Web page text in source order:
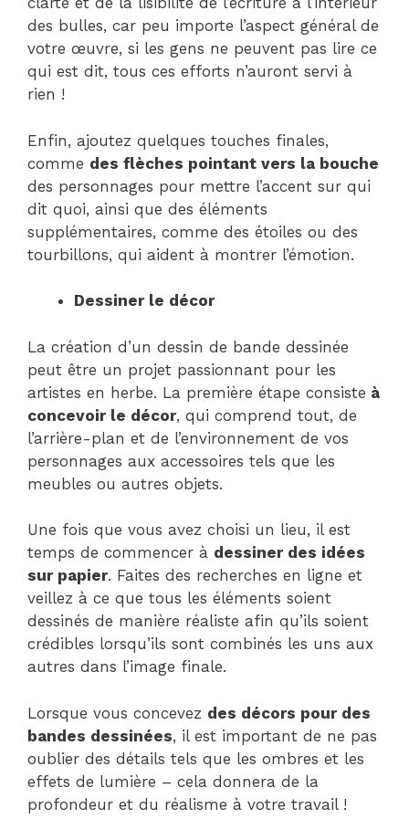
des bulles, car peu importe l’aspect général de
votre œuvre, si les gens ne peuvent pas lire ce
qui est dit, tous ces efforts n’auront servi à
rien !
Enfin, ajoutez quelques touches finales,
comme des flèches pointant vers la bouche
des personnages pour mettre l’accent sur qui
dit quoi, ainsi que des éléments
supplémentaires, comme des étoiles ou des
tourbillons, qui aident à montrer l’émotion.
Dessiner le décor
La création d’un dessin de bande dessinée
peut être un projet passionnant pour les
artistes en herbe. La première étape consiste à
concevoir le décor, qui comprend tout, de
l’arrière-plan et de l’environnement de vos
personnages aux accessoires tels que les
meubles ou autres objets.
Une fois que vous avez choisi un lieu, il est
temps de commencer à dessiner des idées
sur papier. Faites des recherches en ligne et
veillez à ce que tous les éléments soient
dessinés de manière réaliste afin qu’ils soient
crédibles lorsqu’ils sont combinés les uns aux
autres dans l’image finale.
Lorsque vous concevez des décors pour des
bandes dessinées, il est important de ne pas
oublier des détails tels que les ombres et les
effets de lumière – cela donnera de la
profondeur et du réalisme à votre travail !